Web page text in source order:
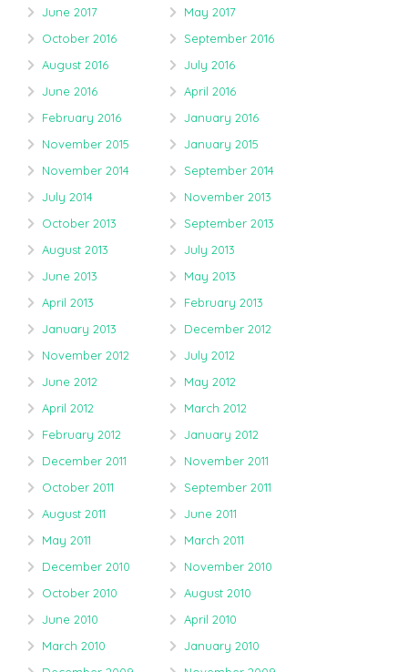
June 2017
May 2017
October 2016
September 2016
August 2016
July 2016
June 2016
April 2016
February 2016
January 2016
November 2015
January 2015
November 2014
September 2014
July 2014
November 2013
October 2013
September 2013
August 2013
July 2013
June 2013
May 2013
April 2013
February 2013
January 2013
December 2012
November 2012
July 2012
June 2012
May 2012
April 2012
March 2012
February 2012
January 2012
December 2011
November 2011
October 2011
September 2011
August 2011
June 2011
May 2011
March 2011
December 2010
November 2010
October 2010
August 2010
June 2010
April 2010
March 2010
January 2010